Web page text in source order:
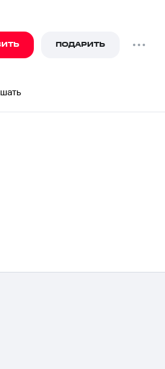
ПОДАРИТЬ